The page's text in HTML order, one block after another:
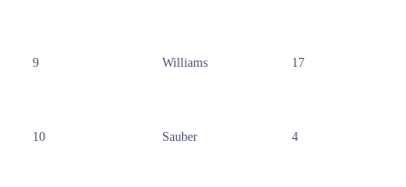
9 Williams 17
10 Sauber 4